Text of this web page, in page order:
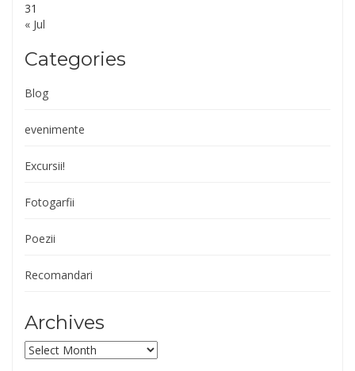
« Jul
31
Categories
Blog
evenimente
Excursii!
Fotogarfii
Poezii
Recomandari
Archives
Archives